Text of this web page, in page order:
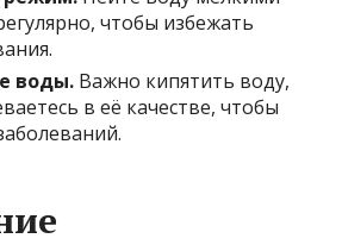
чтобы избежать
воды. Важно кипятить воду,
в её качестве, чтобы